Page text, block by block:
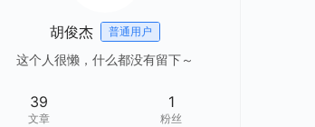
胡俊杰 普通用户
这个人很懒，什么都没有留下～
39
文章
1
粉丝